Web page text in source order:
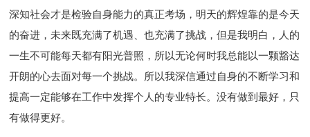
深知社会才是检验自身能力的真正考场，明天的辉煌靠的是今天
的奋进，未来既充满了机遇、也充满了挑战，但是我明白，人的
一生不可能每天都有阳光普照，所以无论何时我总能以一颗豁达
开朗的心去面对每一个挑战。所以我深信通过自身的不断学习和
提高一定能够在工作中发挥个人的专业特长。没有做到最好，只
有做得更好。